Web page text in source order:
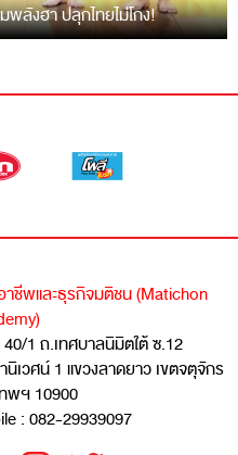
พลังฮา ปลุกไทยไม่โกง!
ชีพและธุรกิจมติชน (Matichon
40/1 ถ.เทศบาลนิมิตใต้ ซ.12
นิเวศน์ 1 แขวงลาดยาว เขตจตุจักร
พฯ 10900
: 082-29939097